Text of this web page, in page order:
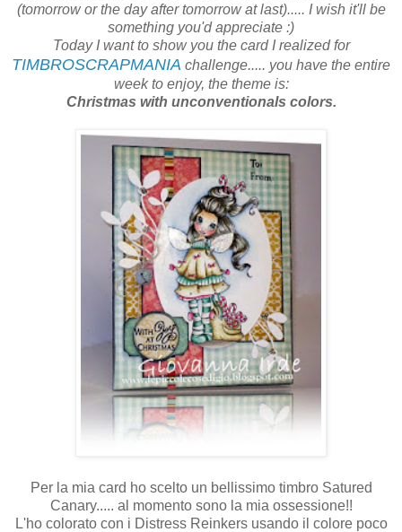
(tomorrow or the day after tomorrow at last)..... I wish it'll be
something you'd appreciate :)
Today I want to show you the card I realized for
TIMBROSCRAPMANIA challenge..... you have the entire
week to enjoy, the theme is:
Christmas with unconventionals colors.
Per la mia card ho scelto un bellissimo timbro Satured
Canary..... al momento sono la mia ossessione!!
L'ho colorato con i Distress Reinkers usando il colore poco